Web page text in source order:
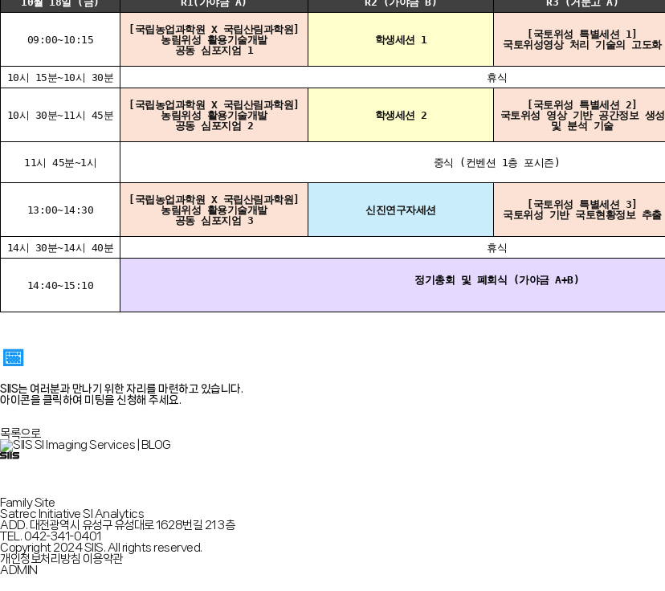
09:00~10:15
[국립농업과학원 X 국립산림과학원]
농림위성 활용기술개발
공동 심포지엄 1
학생세션 1
[국토위성 특별세션 1]
국토위성영상 처리 기술의 고도화
10시 15분~10시 30분 휴식
10시 30분~11시 45분
[국립농업과학원 X 국립산림과학원]
농림위성 활용기술개발
공동 심포지엄 2
학생세션 2
[국토위성 특별세션 2]
국토위성 영상 기반 공간정보 생성
및 분석 기술
11시 45분~1시 중식 (컨벤션 1층 포시즌)
13:00~14:30
[국립농업과학원 X 국립산림과학원]
농림위성 활용기술개발
공동 심포지엄 3
신진연구자세션
[국토위성 특별세션 3]
국토위성 기반 국토현황정보 추출
14시 30분~14시 40분 휴식
14:40~15:10 정기총회 및 폐회식 (가야금 A+B)
📅
SIIS는 여러분과 만나기 위한 자리를 마련하고 있습니다.
아이콘을 클릭하여 미팅을 신청해 주세요.
목록으로
Family Site
Satrec InitiativeSI Analytics
ADD. 대전광역시 유성구 유성대로 1628번길 21 3층
TEL. 042-341-0401
Copyright 2024 SIIS. All rights reserved.
개인정보처리방침 이용약관
ADMIN